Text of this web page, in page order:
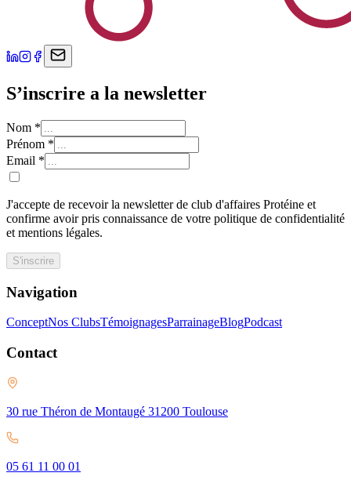
S’inscrire a la newsletter
Nom *
Prénom *
Email *
J'accepte de recevoir la newsletter de club d'affaires Protéine et
confirme avoir pris connaissance de votre politique de confidentialité
et mentions légales.
S'inscrire
Navigation
ConceptNos ClubsTémoignagesParrainageBlogPodcast
Contact
30 rue Théron de Montaugé 31200 Toulouse
05 61 11 00 01